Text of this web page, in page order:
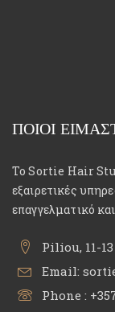
ΠΟΙΟΙ
Το Sortie Hair
εξαιρετικές
επαγγελματικό
Piliou, 11-
Email:
Phone :